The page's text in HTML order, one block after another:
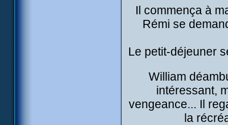
Il commença à
Rémi se
Le petit-déjeuner
William
intéressant,
vengeance... Il
la